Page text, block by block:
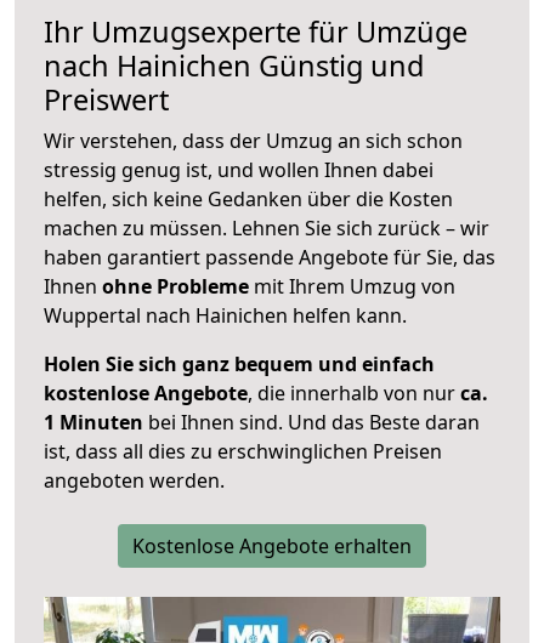
Ihr Umzugsexperte für Umzüge
nach Hainichen Günstig und
Preiswert
Wir verstehen, dass der Umzug an sich schon
stressig genug ist, und wollen Ihnen dabei
helfen, sich keine Gedanken über die Kosten
machen zu müssen. Lehnen Sie sich zurück – wir
haben garantiert passende Angebote für Sie, das
Ihnen ohne Probleme mit Ihrem Umzug von
Wuppertal nach Hainichen helfen kann.
Holen Sie sich ganz bequem und einfach
kostenlose Angebote, die innerhalb von nurca.
1 Minuten bei Ihnen sind. Und das Beste daran
ist, dass all dies zu erschwinglichen Preisen
angeboten werden.
Kostenlose Angebote erhalten